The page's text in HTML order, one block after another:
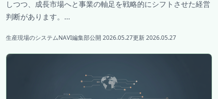
しつつ、成長市場へと事業の軸足を戦略的にシフトさせた経営
判断があります。...
生産現場のシステムNAVI編集部公開 2026.05.27更新 2026.05.27